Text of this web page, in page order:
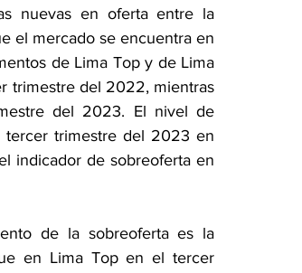
nuevas en oferta entre la
el mercado se encuentra en
de Lima Top y de Lima
trimestre del 2022, mientras
del 2023. El nivel de
trimestre del 2023 en
indicador de sobreoferta en
de la sobreoferta es la
en Lima Top en el tercer